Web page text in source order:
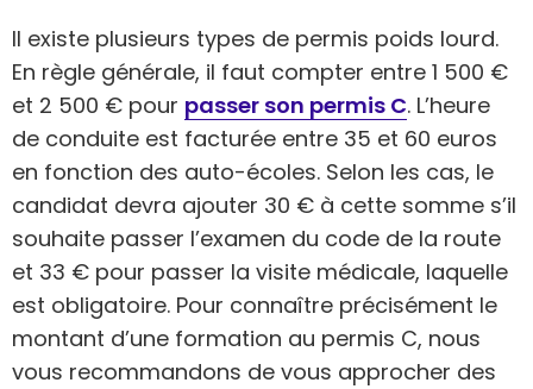
Il existe plusieurs types de permis poids lourd.
En règle générale, il faut compter entre 1 500 €
et 2 500 € pour passer son permis C. L’heure
de conduite est facturée entre 35 et 60 euros
en fonction des auto-écoles. Selon les cas, le
candidat devra ajouter 30 € à cette somme s’il
souhaite passer l’examen du code de la route
et 33 € pour passer la visite médicale, laquelle
est obligatoire. Pour connaître précisément le
montant d’une formation au permis C, nous
vous recommandons de vous approcher des